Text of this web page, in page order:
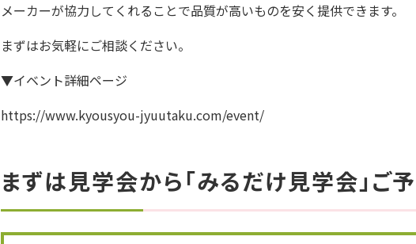
メーカーが協力してくれることで品質が高いものを安く提供できます。
まずはお気軽にご相談ください。
▼イベント詳細ページ
https://www.kyousyou-jyuutaku.com/event/
まずは見学会から「みるだけ見学会」ご